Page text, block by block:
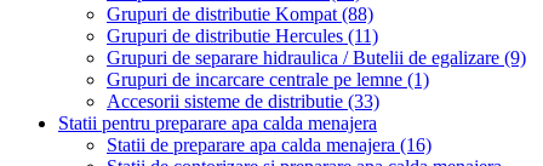
Grupuri de distributie Kompat (88)
Grupuri de distributie Hercules (11)
Grupuri de separare hidraulica / Butelii de egalizare (9)
Grupuri de incarcare centrale pe lemne (1)
Accesorii sisteme de distributie (33)
Statii pentru preparare apa calda menajera
Statii de preparare apa calda menajera (16)